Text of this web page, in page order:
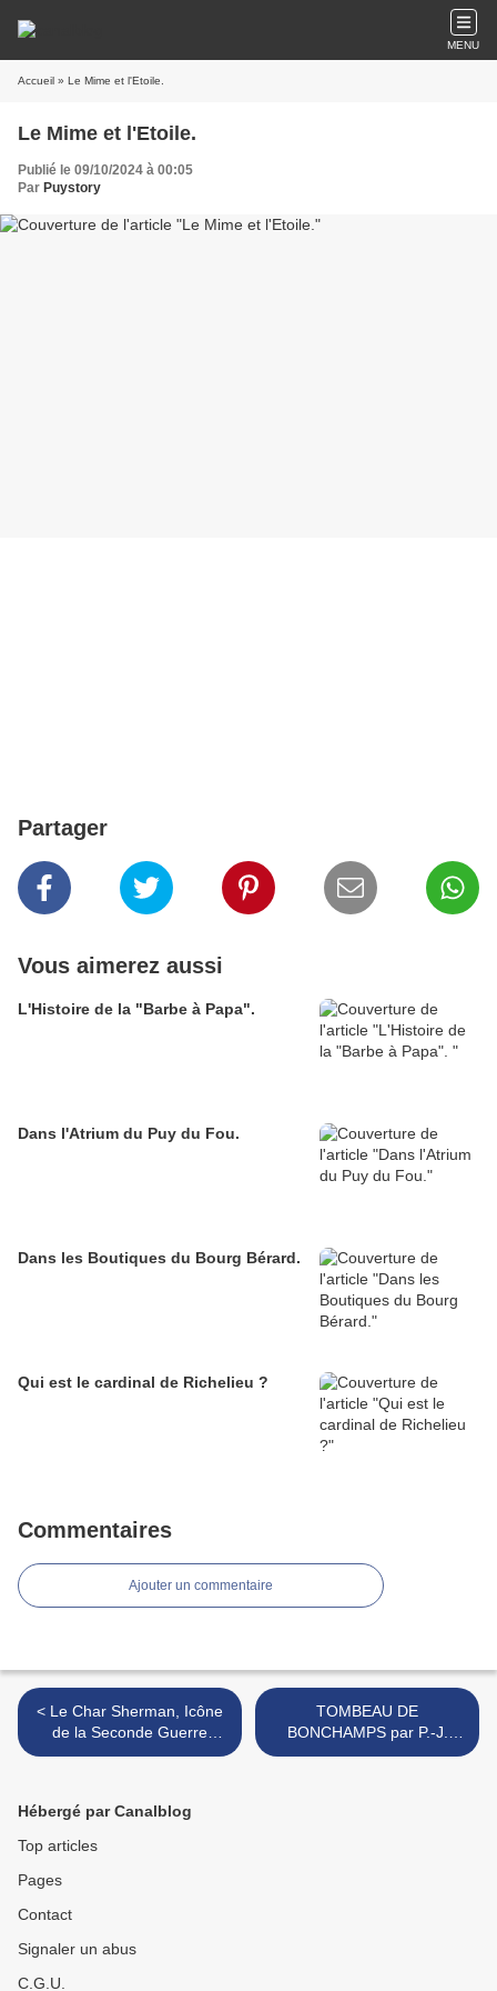
MENU
Accueil » Le Mime et l'Etoile.
Le Mime et l'Etoile.
Publié le 09/10/2024 à 00:05
Par Puystory
Partager
Vous aimerez aussi
L'Histoire de la "Barbe à Papa".
Dans l'Atrium du Puy du Fou.
Dans les Boutiques du Bourg Bérard.
Qui est le cardinal de Richelieu ?
Commentaires
Ajouter un commentaire
< Le Char Sherman, Icône
de la Seconde Guerre
Mondiale...
TOMBEAU DE
BONCHAMPS par P.-J.
David dit DAVID D'ANGERS
Hébergé par Canalblog
Top articles
Pages
Contact
Signaler un abus
C.G.U.